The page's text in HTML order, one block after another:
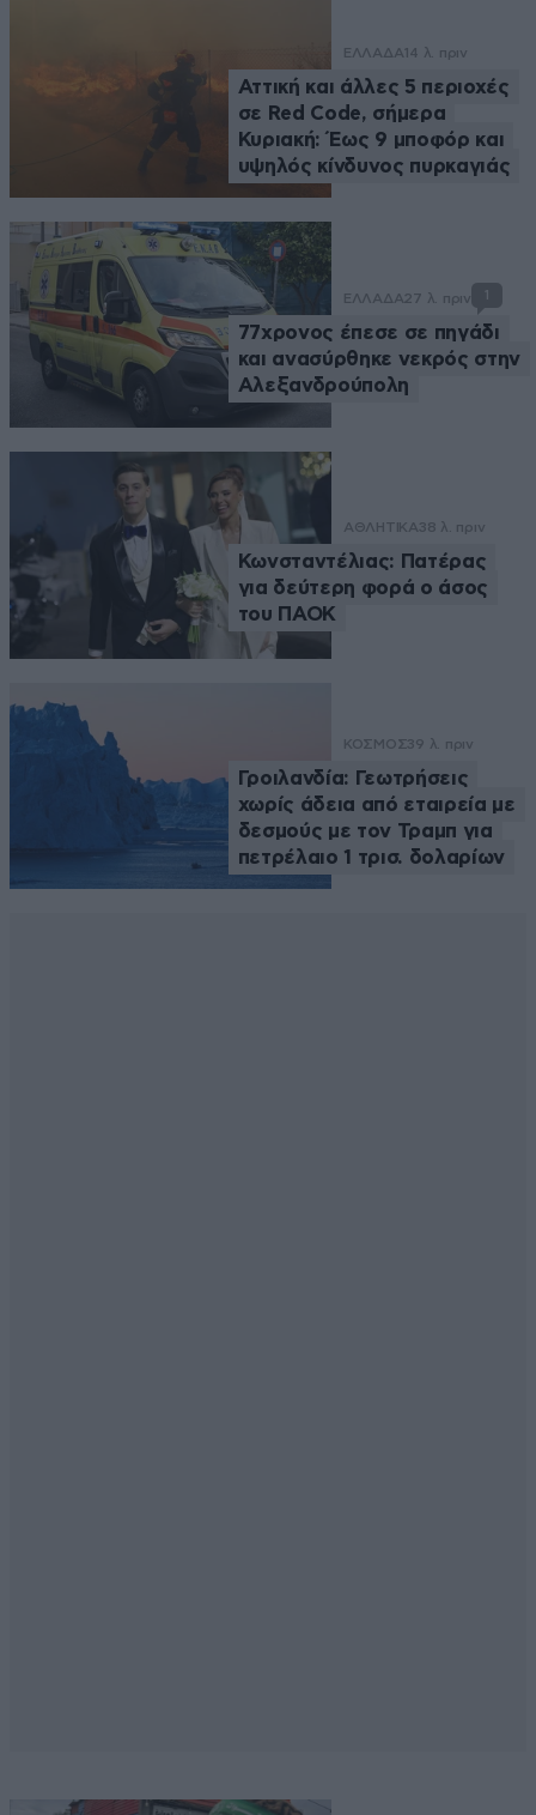
ΕΛΛΑΔΑ 14 λ. πριν
Αττική και άλλες 5 περιοχές
σε Red Code, σήμερα
Κυριακή: Έως 9 μποφόρ και
υψηλός κίνδυνος πυρκαγιάς
ΕΛΛΑΔΑ27 λ. πριν
77χρονος έπεσε σε πηγάδι
και ανασύρθηκε νεκρός στην
Αλεξανδρούπολη
ΑΘΛΗΤΙΚΑ38 λ. πριν
Κωνσταντέλιας: Πατέρας
για δεύτερη φορά ο άσος
του ΠΑΟΚ
ΚΟΣΜΟΣ39 λ. πριν
Γροιλανδία: Γεωτρήσεις
χωρίς άδεια από εταιρεία με
δεσμούς με τον Τραμπ για
πετρέλαιο 1 τρισ. δολαρίων